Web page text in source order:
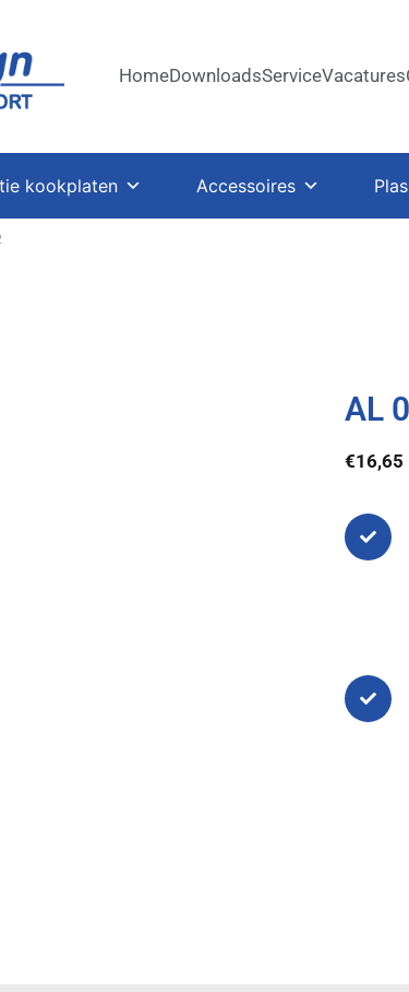
HomeDownloadsServiceVacatures
kookplaten Accessoires
AL
€16,65